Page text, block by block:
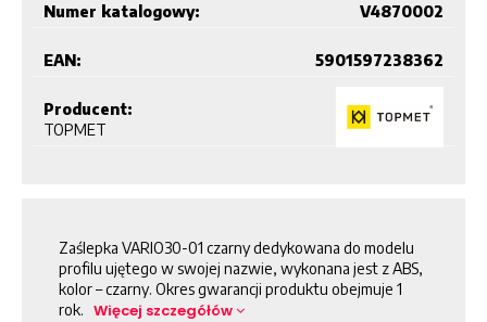
Numer katalogowy: V4870002
EAN: 5901597238362
Producent:
TOPMET
Zaślepka VARIO30-01 czarny dedykowana do modelu
profilu ujętego w swojej nazwie, wykonana jest z ABS,
kolor – czarny. Okres gwarancji produktu obejmuje 1
rok. Więcej szczegółów